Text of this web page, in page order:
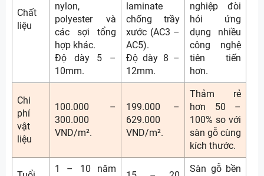
Chất
liệu
nylon,
polyester và
các sợi tổng
hợp khác.
Độ dày 5 –
10mm.
laminate
chống trầy
xước (AC3 –
AC5).
Độ dày 8 –
12mm.
nghiệp đòi
hỏi ứng
dụng nhiều
công nghệ
tiên tiến
hơn.
Chi
phí
vật
liệu
100.000 –
300.000
VND/m².
199.000 –
629.000
VND/m².
Thảm rẻ
hơn 50 –
100% so với
sàn gỗ cùng
kích thước.
1 – 10 năm
Sàn gỗ bền